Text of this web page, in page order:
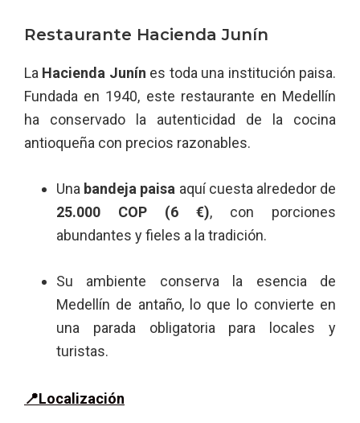
Restaurante Hacienda Junín
La Hacienda Junín es toda una institución paisa.
Fundada en 1940, este restaurante en Medellín
ha conservado la autenticidad de la cocina
antioqueña con precios razonables.
Una bandeja paisa aquí cuesta alrededor de
25.000 COP (6 €), con porciones
abundantes y fieles a la tradición.
Su ambiente conserva la esencia de
Medellín de antaño, lo que lo convierte en
una parada obligatoria para locales y
turistas.
📍Localización